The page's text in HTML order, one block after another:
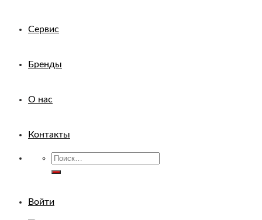
Сервис
Бренды
О нас
Контакты
Искать:
Войти